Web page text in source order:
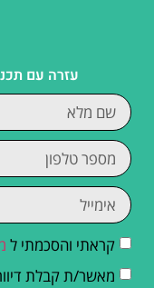
עזרה עם
קראתי והסכמתי ל
מאשר/ת קבלת